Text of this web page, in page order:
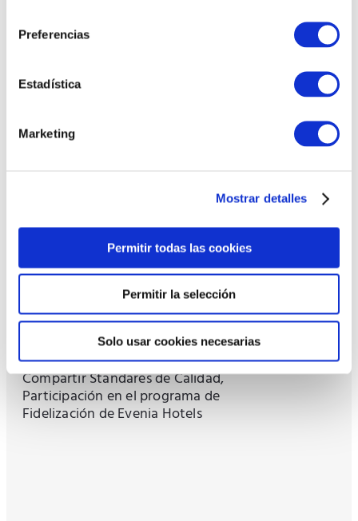
Preferencias
Estadística
Marketing
Mostrar detalles
Permitir todas las cookies
Permitir la selección
Solo usar cookies necesarias
✅ CRM Integrado, Asesoramiento en
Branding Evenia
✅ Acceso integral o parcial a la
plataforma digital de Evenia Hotels,
Compartir Standares de Calidad,
Participación en el programa de
Fidelización de Evenia Hotels